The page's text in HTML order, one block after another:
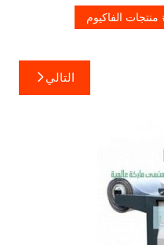
منتجات الفاكيوم
التالي